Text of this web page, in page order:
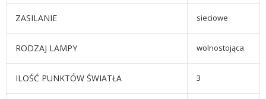
ZASILANIE sieciowe
RODZAJ LAMPY wolnostojąca
ILOŚĆ PUNKTÓW ŚWIATŁA 3